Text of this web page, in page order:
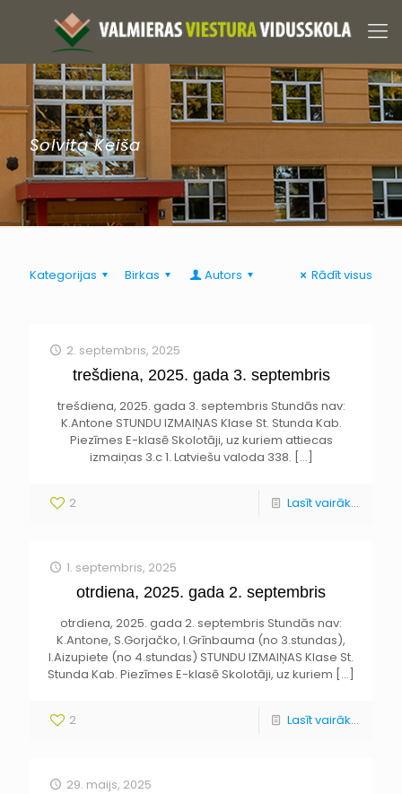
Solvita Keiša
Kategorijas Birkas Autors Rādīt visus
2. septembris, 2025
trešdiena, 2025. gada 3. septembris
trešdiena, 2025. gada 3. septembris Stundās nav:
K.Antone STUNDU IZMAIŅAS Klase St. Stunda Kab.
Piezīmes E-klasē Skolotāji, uz kuriem attiecas
izmaiņas 3.c 1. Latviešu valoda 338. […]
2 Lasīt vairāk...
1. septembris, 2025
otrdiena, 2025. gada 2. septembris
otrdiena, 2025. gada 2. septembris Stundās nav:
K.Antone, S.Gorjačko, I.Grīnbauma (no 3.stundas),
I.Aizupiete (no 4.stundas) STUNDU IZMAIŅAS Klase St.
Stunda Kab. Piezīmes E-klasē Skolotāji, uz kuriem […]
2 Lasīt vairāk...
29. maijs, 2025